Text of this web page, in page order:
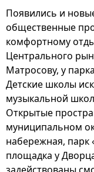
Появились и
общественные
комфортному
Центрального
Матросову, у
Детские школы
музыкальной
Открытые
муниципальном
набережная, парк
площадка у
задействованы